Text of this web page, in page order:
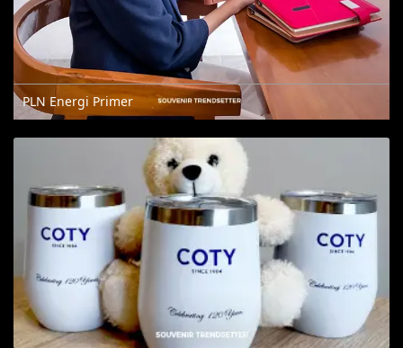
PLN Energi Primer